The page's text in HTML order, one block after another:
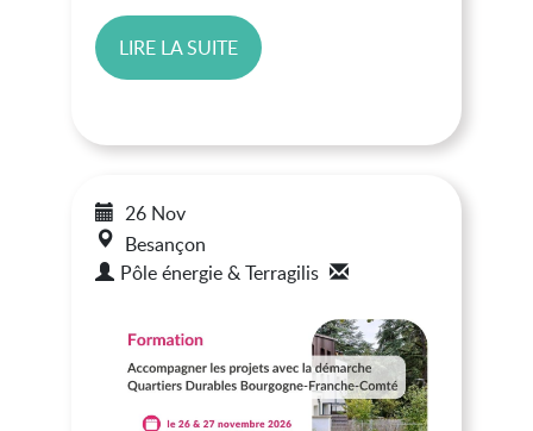
LIRE LA SUITE
26 Nov
Besançon
Pôle énergie & Terragilis